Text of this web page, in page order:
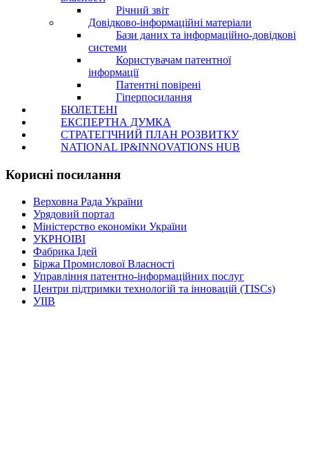
Річний звіт
Довідково-інформаційні матеріали
Бази даних та інформаційно-довідкові
системи
Користувачам патентної
інформації
Патентні повірені
Гіперпосилання
БЮЛЕТЕНІ
ЕКСПЕРТНА ДУМКА
СТРАТЕГІЧНИЙ ПЛАН РОЗВИТКУ
NATIONAL IP&INNOVATIONS HUB
Корисні посилання
Верховна Рада України
Урядовий портал
Міністерство економіки України
УКРНОІВІ
Фабрика Ідей
Біржа Промислової Власності
Управління патентно-інформаційних послуг
Центри підтримки технологій та інновацій (TISCs)
УІІВ